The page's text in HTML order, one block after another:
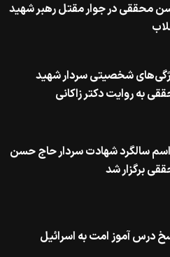
محققی در جوار مقتل رهبر شهید
شخصیتی سردار شهید
به روایت دکتر زاکانی
سالگرد شهادت سردار حاج حسن
برگزار شد
درس آموز امت به اسرائیل